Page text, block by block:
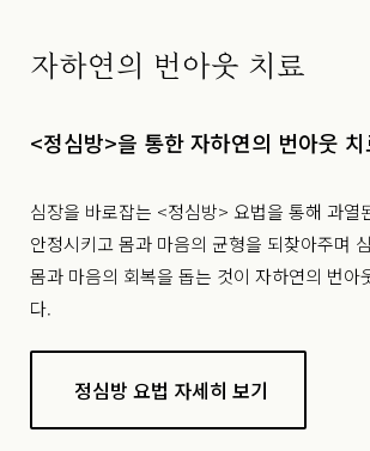
자하연의 번아웃 치료
<정심방>을 통한 자하연의 번아웃 치
심장을 바로잡는 <정심방> 요법을 통해 과열
안정시키고 몸과 마음의 균형을 되찾아주며
몸과 마음의 회복을 돕는 것이 자하연의 번아
다.
정심방 요법 자세히 보기